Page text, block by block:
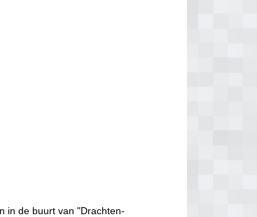
in de buurt van "Drachten-